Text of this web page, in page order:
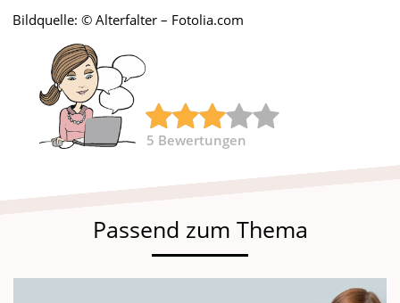
Bildquelle: © Alterfalter – Fotolia.com
5 Bewertungen
Passend zum Thema